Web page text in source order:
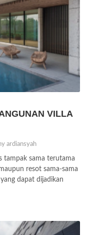
VILLA
ardiansyah
tampak sama terutama
resot sama-sama
dapat dijadikan